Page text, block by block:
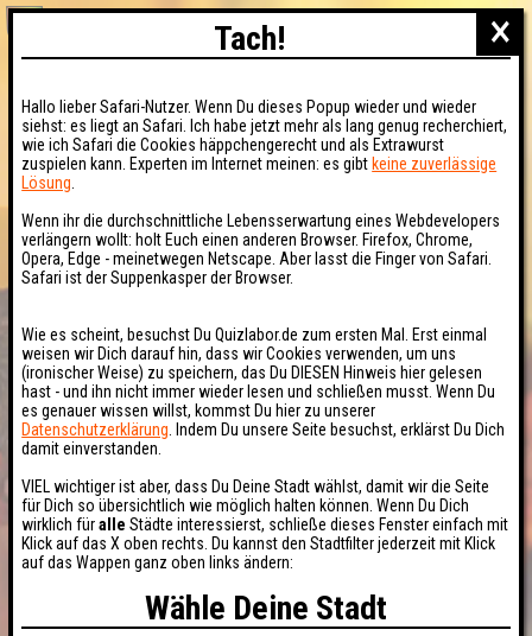
×
Tach!
Hallo lieber Safari-Nutzer. Wenn Du dieses Popup wieder und wieder
siehst: es liegt an Safari. Ich habe jetzt mehr als lang genug recherchiert,
wie ich Safari die Cookies häppchengerecht und als Extrawurst
zuspielen kann. Experten im Internet meinen: es gibt keine zuverlässige
Lösung
Wenn ihr die durchschnittliche Lebensserwartung eines Webdevelopers
verlängern wollt: holt Euch einen anderen Browser. Firefox, Chrome,
Opera, Edge - meinetwegen Netscape. Aber lasst die Finger von Safari.
Safari ist der Suppenkasper der Browser.
Wie es scheint, besuchst Du Quizlabor.de zum ersten Mal. Erst einmal
weisen wir Dich darauf hin, dass wir Cookies verwenden, um uns
(ironischer Weise) zu speichern, das Du DIESEN Hinweis hier gelesen
hast - und ihn nicht immer wieder lesen und schließen musst. Wenn Du
es genauer wissen willst, kommst Du hier zu unserer
Datenschutzerklärung . Indem Du unsere Seite besuchst, erklärst Du Dich
damit einverstanden.
VIEL wichtiger ist aber, dass Du Deine Stadt wählst, damit wir die Seite
für Dich so übersichtlich wie möglich halten können. Wenn Du Dich
wirklich füralle Städte interessierst, schließe dieses Fenster einfach mit
Klick auf das X oben rechts. Du kannst den Stadtfilter jederzeit mit Klick
auf das Wappen ganz oben links ändern:
Wähle Deine Stadt